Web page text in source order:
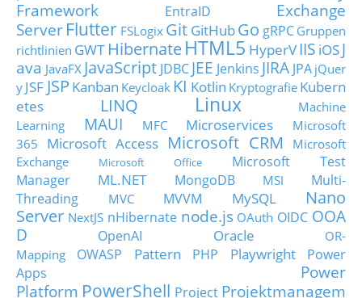
Framework
EntraID
Exchange
Server Flutter FSLogix Git GitHubGo gRPC Gruppen
richtlinien GWT HibernateHTML5 HyperVIIS iOSJ
ava JavaFX JavaScript JDBC JEE Jenkins JIRA JPA jQuer
y JSF JSP Kanban Keycloak KI Kotlin Kryptografie Kubern
etes
LINQ Linux
Machine
Learning
MAUI MFC Microservices
Microsoft
365
Microsoft Access Microsoft CRM
Microsoft
Exchange
Microsoft Office
Microsoft Test
Manager
ML.NET MongoDB MSI
Multi-
Threading
MVC MVVM MySQL
Nano
Server NextJS nHibernate node.js OAuth OIDC OOA
D
OpenAI Oracle
OR-
Mapping
OWASP Pattern PHP Playwright
Power
Apps
Power
Platform PowerShell Project Projektmanagem